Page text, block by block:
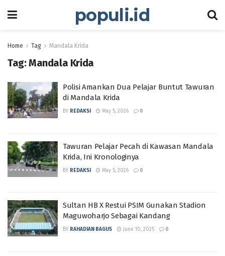
populi.id
Home Tag Mandala Krida
Tag:Mandala Krida
Polisi Amankan Dua Pelajar Buntut Tawuran
di Mandala Krida
BY REDAKSI May 5, 2026 0
Tawuran Pelajar Pecah di Kawasan Mandala
Krida, Ini Kronologinya
BY REDAKSI May 5, 2026 0
Sultan HB X Restui PSIM Gunakan Stadion
Maguwoharjo Sebagai Kandang
BY RAHADIAN BAGUS June 10, 2025 0